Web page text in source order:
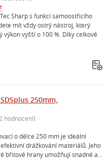
Sharp s funkcí samoostřicího
mít vždy ostrý nástroj, který
výkon vyšší o 100 %. Díky celkové
250mm,
hodnocení)
o délce 250 mm je ideální
drážkování materiálů. Jeho
břitové hrany umožňují snadné a...